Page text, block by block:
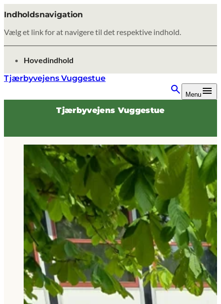
Indholdsnavigation
Vælg et link for at navigere til det respektive indhold.
gå til
Hovedindhold
Tjærbyvejens Vuggestue
Menu
Tjærbyvejens Vuggestue